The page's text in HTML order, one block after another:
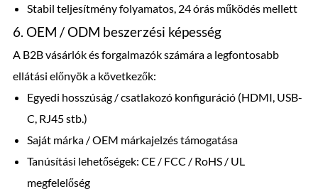
Stabil teljesítmény folyamatos, 24 órás működés mellett
6. OEM / ODM beszerzési képesség
A B2B vásárlók és forgalmazók számára a legfontosabb
ellátási előnyök a következők:
Egyedi hosszúság / csatlakozó konfiguráció (HDMI, USB-
C, RJ45 stb.)
Saját márka / OEM márkajelzés támogatása
Tanúsítási lehetőségek: CE / FCC / RoHS / UL
megfelelőség